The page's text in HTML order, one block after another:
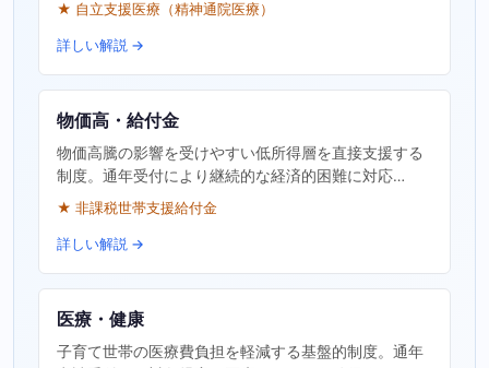
★ 自立支援医療（精神通院医療）
詳しい解説 →
物価高・給付金
物価高騰の影響を受けやすい低所得層を直接支援する
制度。通年受付により継続的な経済的困難に対応…
★ 非課税世帯支援給付金
詳しい解説 →
医療・健康
子育て世帯の医療費負担を軽減する基盤的制度。通年